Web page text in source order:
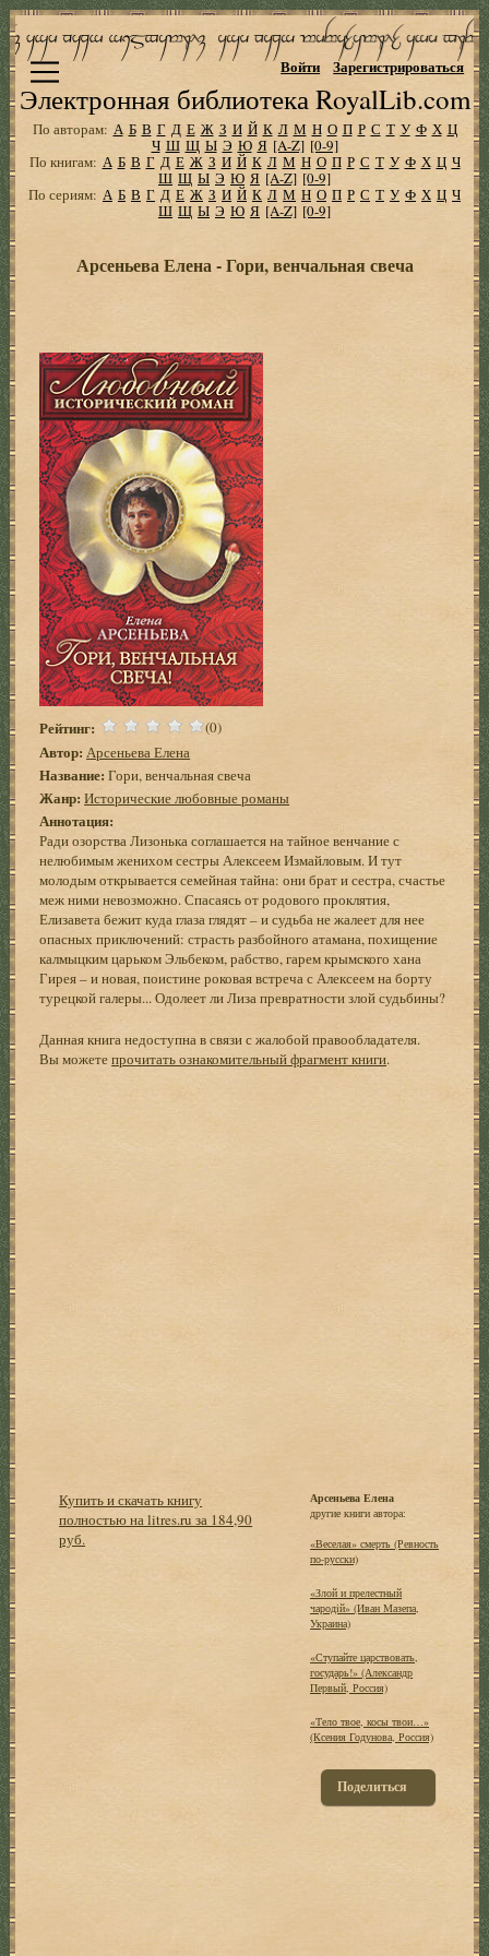
Электронная библиотека RoyalLib.com
Войти Зарегистрироваться
По авторам: А Б В Г Д Е Ж З И Й К Л М Н О П Р С Т У Ф Х Ц
Ч Ш Щ Ы Э Ю Я [A-Z] [0-9]
По книгам: А Б В Г Д Е Ж З И Й К Л М Н О П Р С Т У Ф Х Ц Ч
Ш Щ Ы Э Ю Я [A-Z] [0-9]
По сериям: А Б В Г Д Е Ж З И Й К Л М Н О П Р С Т У Ф Х Ц Ч
Ш Щ Ы Э Ю Я [A-Z] [0-9]
Арсеньева Елена - Гори, венчальная свеча
Рейтинг: (0)
Автор: Арсеньева Елена
Название: Гори, венчальная свеча
Жанр: Исторические любовные романы
Аннотация:
Ради озорства Лизонька соглашается на тайное венчание с
нелюбимым женихом сестры Алексеем Измайловым. И тут
молодым открывается семейная тайна: они брат и сестра, счастье
меж ними невозможно. Спасаясь от родового проклятия,
Елизавета бежит куда глаза глядят – и судьба не жалеет для нее
опасных приключений: страсть разбойного атамана, похищение
калмыцким царьком Эльбеком, рабство, гарем крымского хана
Гирея – и новая, поистине роковая встреча с Алексеем на борту
турецкой галеры... Одолеет ли Лиза превратности злой судьбины?
Данная книга недоступна в связи с жалобой правообладателя.
Вы можетепрочитать ознакомительный фрагмент книги.
Купить и скачать книгу
полностью на litres.ru за 184,90
руб.
Арсеньева Елена
другие книги автора:
«Веселая» смерть (Ревность
по-русски)
«Злой и прелестный
чародiй» (Иван Мазепа,
Украина)
«Ступайте царствовать,
государь!» (Александр
Первый, Россия)
«Тело твое, косы твои…»
(Ксения Годунова, Россия)
Поделиться